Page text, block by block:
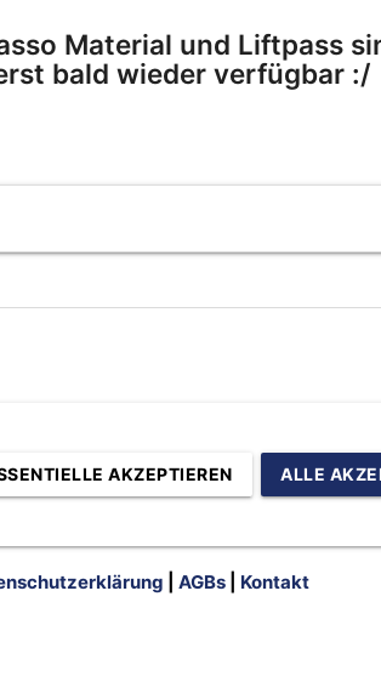
Material und Liftpass
bald wieder verfügbar :/
AKZEPTIEREN ALLE
AGBs| Kontakt